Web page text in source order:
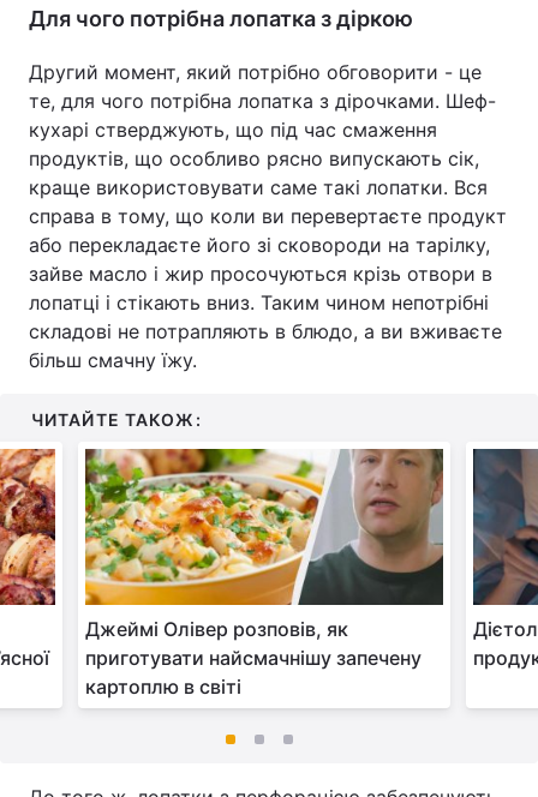
Для чого потрібна лопатка з діркою
Другий момент, який потрібно обговорити - це
те, для чого потрібна лопатка з дірочками. Шеф-
кухарі стверджують, що під час смаження
продуктів, що особливо рясно випускають сік,
краще використовувати саме такі лопатки. Вся
справа в тому, що коли ви перевертаєте продукт
або перекладаєте його зі сковороди на тарілку,
зайве масло і жир просочуються крізь отвори в
лопатці і стікають вниз. Таким чином непотрібні
складові не потрапляють в блюдо, а ви вживаєте
більш смачну їжу.
ЧИТАЙТЕ ТАКОЖ:
Джеймі Олівер розповів, як
приготувати найсмачнішу запечену
картоплю в світі